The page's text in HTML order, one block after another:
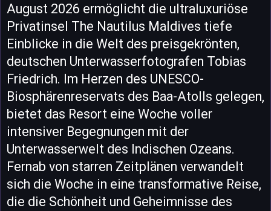
August 2026 ermöglicht die ultraluxuriöse
Privatinsel The Nautilus Maldives tiefe
Einblicke in die Welt des preisgekrönten,
deutschen Unterwasserfotografen Tobias
Friedrich. Im Herzen des UNESCO-
Biosphärenreservats des Baa-Atolls gelegen,
bietet das Resort eine Woche voller
intensiver Begegnungen mit der
Unterwasserwelt des Indischen Ozeans.
Fernab von starren Zeitplänen verwandelt
sich die Woche in eine transformative Reise,
die die Schönheit und Geheimnisse des